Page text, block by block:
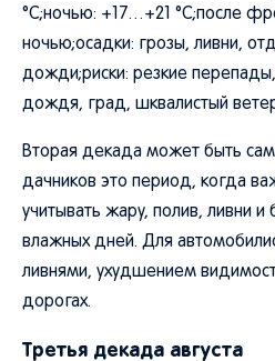
°C;ночью: +17…+21 °C;после
ночью;осадки: грозы, ливни,
дожди;риски: резкие
дождя, град, шквалистый
Вторая декада может быть
дачников это период, когда
учитывать жару, полив, ливни и
влажных дней. Для
ливнями, ухудшением
дорогах.
Третья декада августа